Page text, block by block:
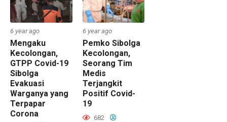
6 year ago
Mengaku
Kecolongan,
GTPP Covid-19
Sibolga
Evakuasi
Warganya yang
Terpapar
Corona
6 year ago
Pemko Sibolga
Kecolongan,
Seorang Tim
Medis
Terjangkit
Positif Covid-
19
682